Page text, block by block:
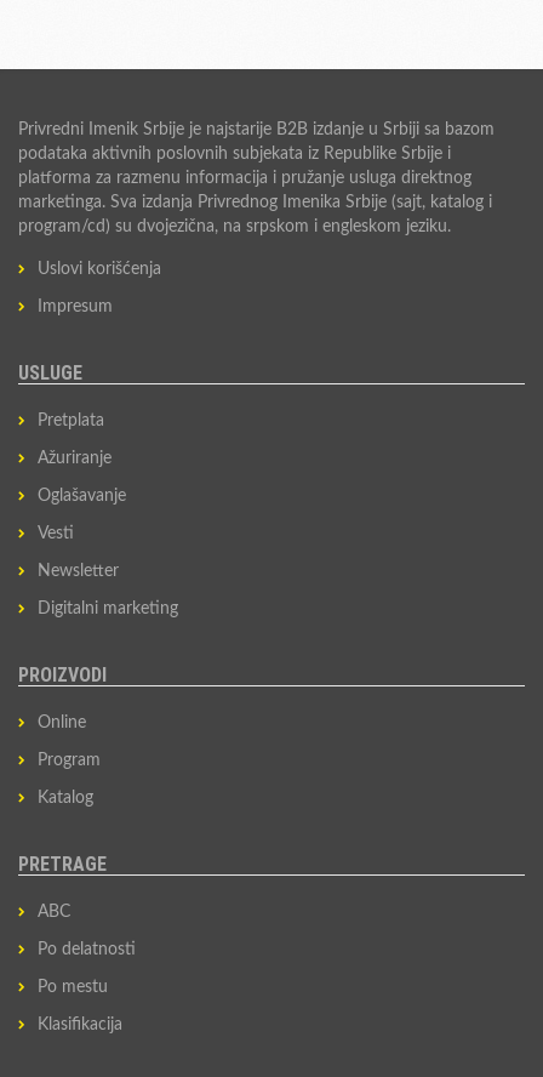
Privredni Imenik Srbije je najstarije B2B izdanje u Srbiji sa bazom
podataka aktivnih poslovnih subjekata iz Republike Srbije i
platforma za razmenu informacija i pružanje usluga direktnog
marketinga. Sva izdanja Privrednog Imenika Srbije (sajt, katalog i
program/cd) su dvojezična, na srpskom i engleskom jeziku.
Uslovi korišćenja
Impresum
USLUGE
Pretplata
Ažuriranje
Oglašavanje
Vesti
Newsletter
Digitalni marketing
PROIZVODI
Online
Program
Katalog
PRETRAGE
ABC
Po delatnosti
Po mestu
Klasifikacija